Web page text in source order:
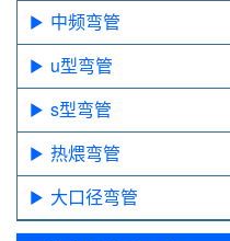
中频弯管
u型弯管
s型弯管
热煨弯管
大口径弯管